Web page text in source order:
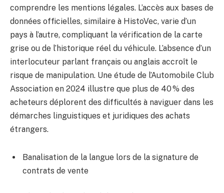
comprendre les mentions légales. L’accès aux bases de
données officielles, similaire à HistoVec, varie d’un
pays à l’autre, compliquant la vérification de la carte
grise ou de l’historique réel du véhicule. L’absence d’un
interlocuteur parlant français ou anglais accroît le
risque de manipulation. Une étude de l’Automobile Club
Association en 2024 illustre que plus de 40 % des
acheteurs déplorent des difficultés à naviguer dans les
démarches linguistiques et juridiques des achats
étrangers.
Banalisation de la langue lors de la signature de
contrats de vente